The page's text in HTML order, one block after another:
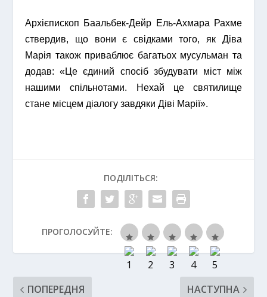
Архієпископ Баальбек-Дейр Ель-Ахмара Рахме
ствердив, що вони є свідками того, як Діва
Марія також приваблює багатьох мусульман та
додав: «Це єдиний спосіб збудувати міст між
нашими спільнотами. Нехай це святилище
стане місцем діалогу завдяки Діві Марії».
ПОДІЛІТЬСЯ:
ПРОГОЛОСУЙТЕ:
ПОПЕРЕДНЯ НАСТУПНА